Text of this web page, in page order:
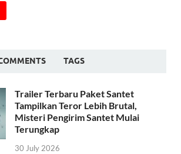
TAGS
Trailer Terbaru Paket Santet
Tampilkan Teror Lebih Brutal,
Misteri Pengirim Santet Mulai
Terungkap
30 July 2026